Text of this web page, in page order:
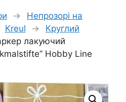
→
Непрозорі на
Kreul →
Круглий
лакуючий
Hobby Line